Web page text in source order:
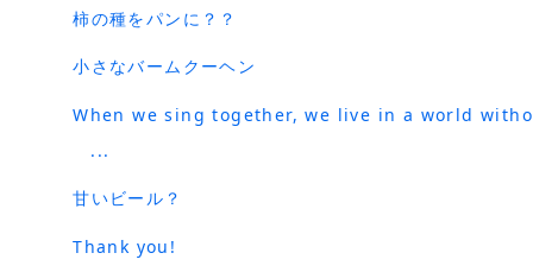
柿の種をパンに？？
小さなバームクーヘン
When we sing together, we live in a world
...
甘いビール？
Thank you!